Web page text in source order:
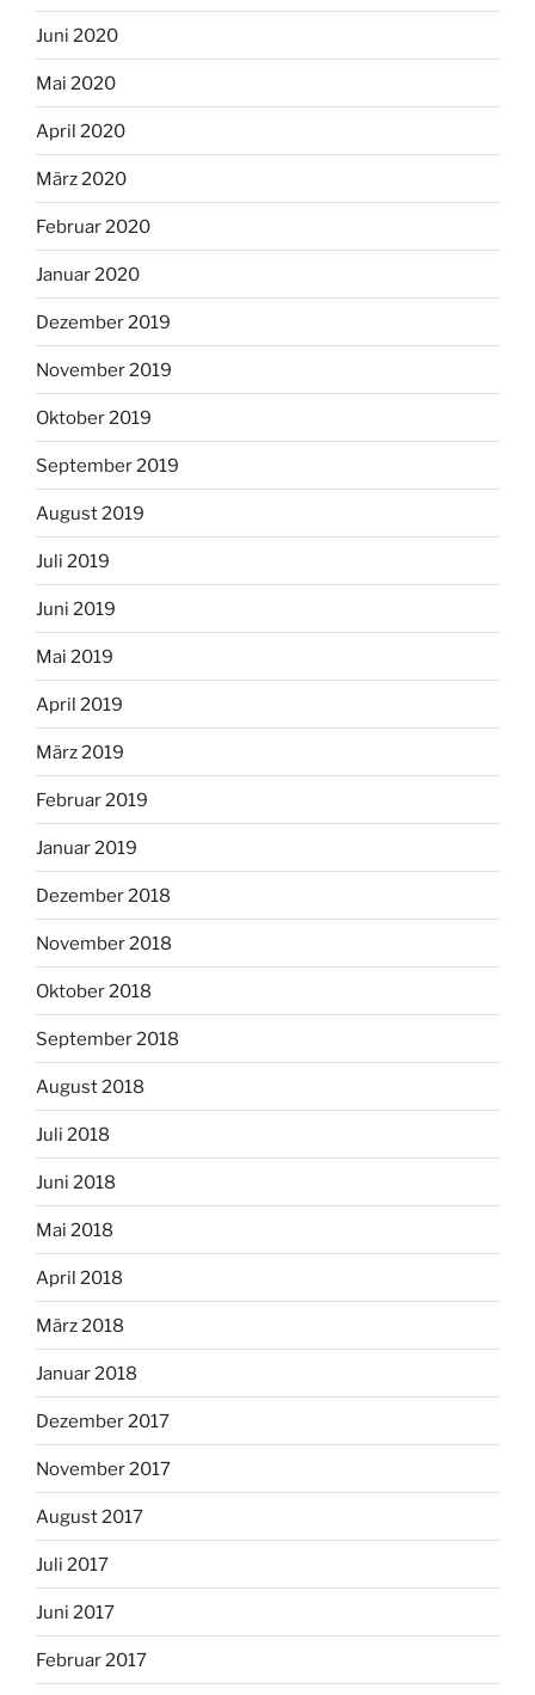
Juni 2020
Mai 2020
April 2020
März 2020
Februar 2020
Januar 2020
Dezember 2019
November 2019
Oktober 2019
September 2019
August 2019
Juli 2019
Juni 2019
Mai 2019
April 2019
März 2019
Februar 2019
Januar 2019
Dezember 2018
November 2018
Oktober 2018
September 2018
August 2018
Juli 2018
Juni 2018
Mai 2018
April 2018
März 2018
Januar 2018
Dezember 2017
November 2017
August 2017
Juli 2017
Juni 2017
Februar 2017